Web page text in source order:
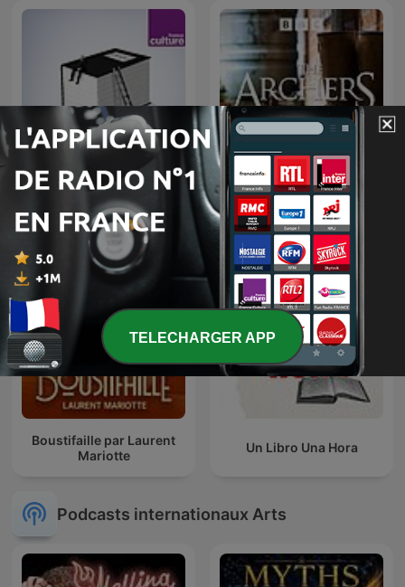
Toute une vie The Archers
Boustifaille par Laurent
Mariotte
Un Libro Una Hora
Podcasts internationaux Arts
TELECHARGER APP